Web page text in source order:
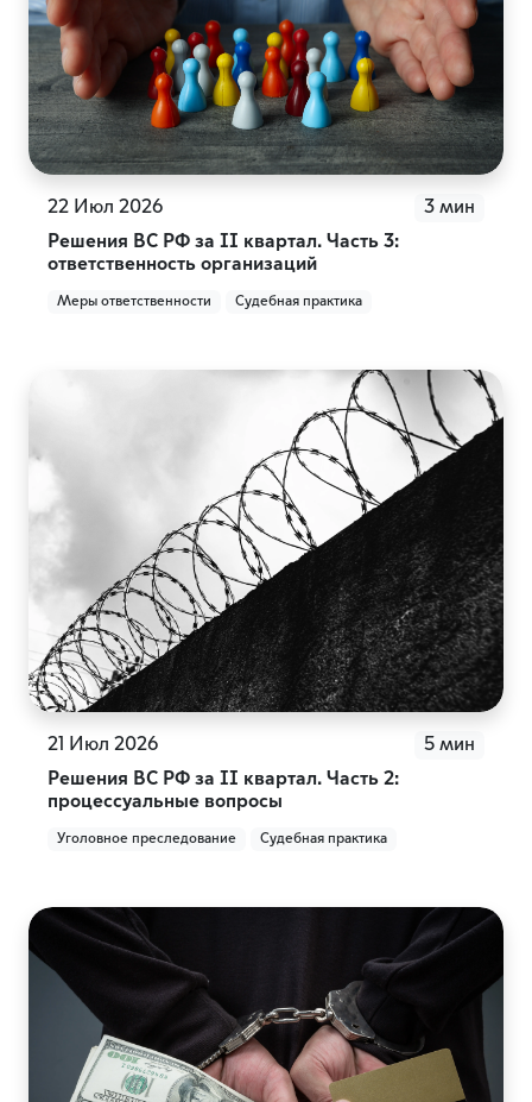
22 Июл 2026
3 мин
Решения ВС РФ за II квартал. Часть 3:
ответственность организаций
Меры ответственности Судебная практика
21 Июл 2026
5 мин
Решения ВС РФ за II квартал. Часть 2:
процессуальные вопросы
Уголовное преследование Судебная практика